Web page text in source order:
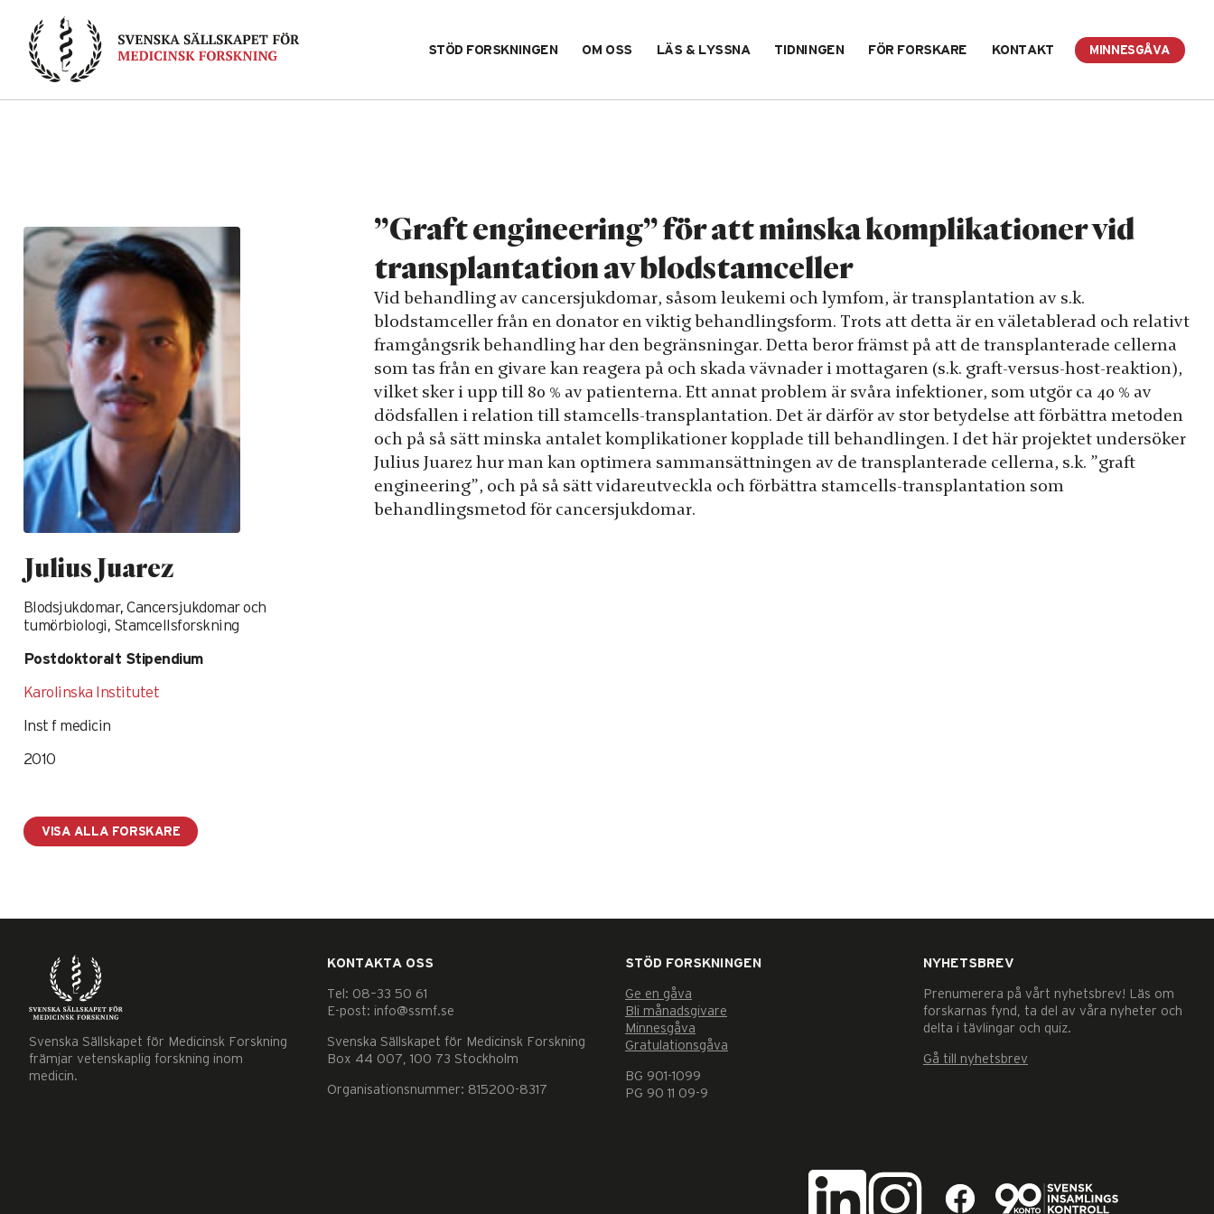
content
STÖD FORSKNINGEN OM OSS LÄS & LYSSNA TIDNINGEN FÖR FORSKARE KONTAKT MINNESGÅVA
Julius Juarez
Blodsjukdomar, Cancersjukdomar och
tumörbiologi, Stamcellsforskning
Postdoktoralt Stipendium
Karolinska Institutet
Inst f medicin
2010
”Graft engineering” för att minska komplikationer vid
transplantation av blodstamceller
Vid behandling av cancersjukdomar, såsom leukemi och lymfom, är transplantation av s.k.
blodstamceller från en donator en viktig behandlingsform. Trots att detta är en väletablerad och relativt
framgångsrik behandling har den begränsningar. Detta beror främst på att de transplanterade cellerna
som tas från en givare kan reagera på och skada vävnader i mottagaren (s.k. graft-versus-host-reaktion),
vilket sker i upp till 80 % av patienterna. Ett annat problem är svåra infektioner, som utgör ca 40 % av
dödsfallen i relation till stamcells-transplantation. Det är därför av stor betydelse att förbättra metoden
och på så sätt minska antalet komplikationer kopplade till behandlingen. I det här projektet undersöker
Julius Juarez hur man kan optimera sammansättningen av de transplanterade cellerna, s.k. ”graft
engineering”, och på så sätt vidareutveckla och förbättra stamcells-transplantation som
behandlingsmetod för cancersjukdomar.
VISA ALLA FORSKARE
Svenska Sällskapet för Medicinsk Forskning
främjar vetenskaplig forskning inom
medicin.
KONTAKTA OSS
Tel: 08–33 50 61
E-post: info@ssmf.se
Svenska Sällskapet för Medicinsk Forskning
Box 44 007, 100 73 Stockholm
Organisationsnummer: 815200-8317
STÖD FORSKNINGEN
Ge en gåva
Bli månadsgivare
Minnesgåva
Gratulationsgåva
BG 901-1099
PG 90 11 09-9
NYHETSBREV
Prenumerera på vårt nyhetsbrev! Läs om
forskarnas fynd, ta del av våra nyheter och
delta i tävlingar och quiz.
Gå till nyhetsbrev
Nödvändiga
Dessa kakor
välja bort. De
behövs för